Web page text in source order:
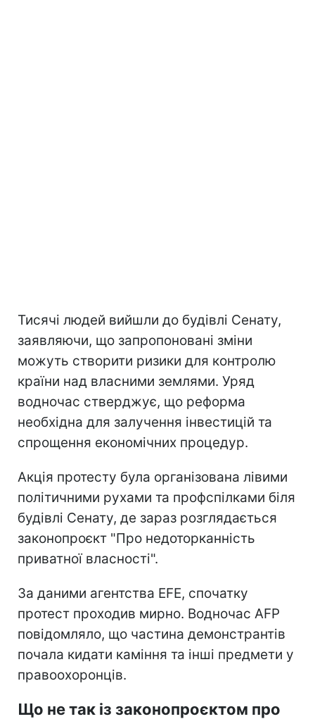
Тисячі людей вийшли до будівлі Сенату,
заявляючи, що запропоновані зміни
можуть створити ризики для контролю
країни над власними землями. Уряд
водночас стверджує, що реформа
необхідна для залучення інвестицій та
спрощення економічних процедур.
Акція протесту була організована лівими
політичними рухами та профспілками біля
будівлі Сенату, де зараз розглядається
законопроєкт "Про недоторканність
приватної власності".
За даними агентства EFE, спочатку
протест проходив мирно. Водночас AFP
повідомляло, що частина демонстрантів
почала кидати каміння та інші предмети у
правоохоронців.
Що не так із законопроєктом про